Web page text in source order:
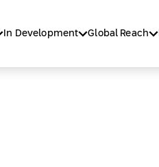
In Development Global Reach